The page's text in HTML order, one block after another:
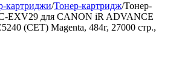
картриджи/Тонер-картридж/Тонер-
EXV29 для CANON iR ADVANCE
(CET) Magenta, 484г, 27000 стр.,